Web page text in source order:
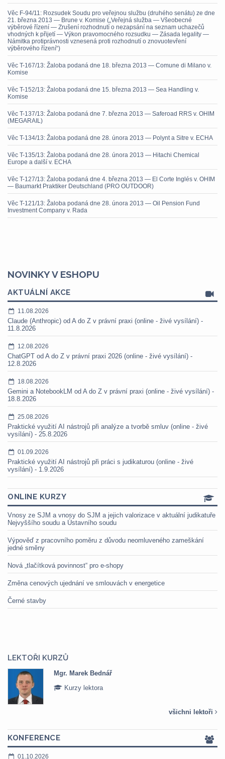
Věc F-94/11: Rozsudek Soudu pro veřejnou službu (druhého senátu) ze dne
21. března 2013 — Brune v. Komise („Veřejná služba — Všeobecné
výběrové řízení — Zrušení rozhodnutí o nezapsání na seznam uchazečů
vhodných k přijetí — Výkon pravomocného rozsudku — Zásada legality —
Námitka protiprávnosti vznesená proti rozhodnutí o znovuotevření
výběrového řízení“)
Věc T-167/13: Žaloba podaná dne 18. března 2013 — Comune di Milano v.
Komise
Věc T-152/13: Žaloba podaná dne 15. března 2013 — Sea Handling v.
Komise
Věc T-137/13: Žaloba podaná dne 7. března 2013 — Saferoad RRS v. OHIM
(MEGARAIL)
Věc T-134/13: Žaloba podaná dne 28. února 2013 — Polynt a Sitre v. ECHA
Věc T-135/13: Žaloba podaná dne 28. února 2013 — Hitachi Chemical
Europe a další v. ECHA
Věc T-127/13: Žaloba podaná dne 4. března 2013 — El Corte Inglés v. OHIM
— Baumarkt Praktiker Deutschland (PRO OUTDOOR)
Věc T-121/13: Žaloba podaná dne 28. února 2013 — Oil Pension Fund
Investment Company v. Rada
NOVINKY V ESHOPU
AKTUÁLNÍ AKCE
11.08.2026
Claude (Anthropic) od A do Z v právní praxi (online - živé vysílání) -
11.8.2026
12.08.2026
ChatGPT od A do Z v právní praxi 2026 (online - živé vysílání) -
12.8.2026
18.08.2026
Gemini a NotebookLM od A do Z v právní praxi (online - živé vysílání) -
18.8.2026
25.08.2026
Praktické využití AI nástrojů při analýze a tvorbě smluv (online - živé
vysílání) - 25.8.2026
01.09.2026
Praktické využití AI nástrojů při práci s judikaturou (online - živé
vysílání) - 1.9.2026
ONLINE KURZY
Vnosy ze SJM a vnosy do SJM a jejich valorizace v aktuální judikatuře
Nejvyššího soudu a Ústavního soudu
Výpověď z pracovního poměru z důvodu neomluveného zameškání
jedné směny
Nová „tlačítková povinnost“ pro e-shopy
Změna cenových ujednání ve smlouvách v energetice
Černé stavby
LEKTOŘI KURZŮ
Mgr. Marek Bednář
Kurzy lektora
všichni lektoři
KONFERENCE
01.10.2026